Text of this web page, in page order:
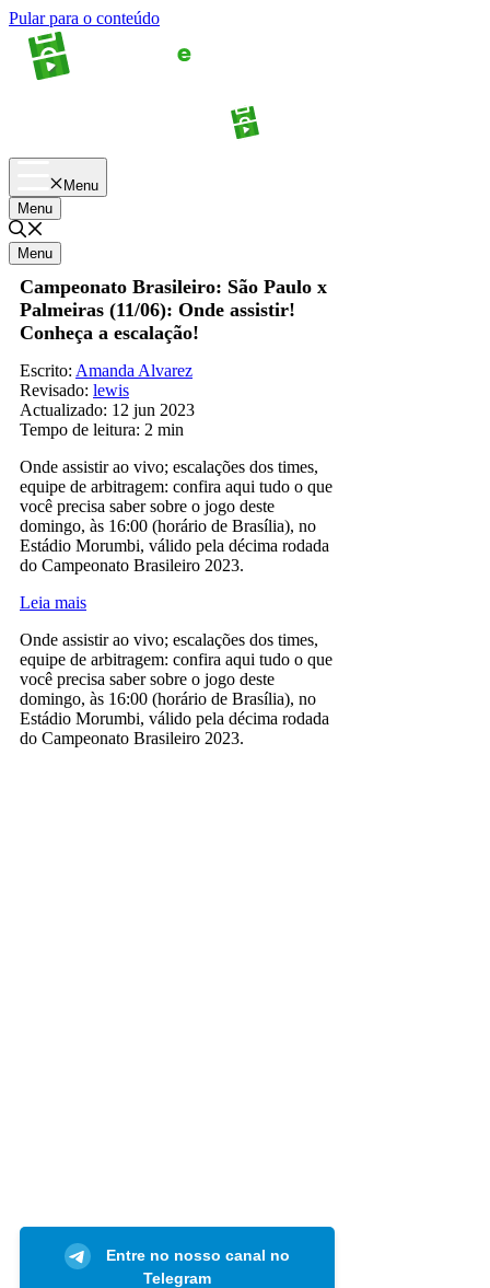
Pular para o conteúdo
Menu
Menu
Menu
Campeonato Brasileiro: São Paulo x
Palmeiras (11/06): Onde assistir!
Conheça a escalação!
Escrito: Amanda Alvarez
Revisado: lewis
Actualizado: 12 jun 2023
Tempo de leitura: 2 min
Onde assistir ao vivo; escalações dos times,
equipe de arbitragem: confira aqui tudo o que
você precisa saber sobre o jogo deste
domingo, às 16:00 (horário de Brasília), no
Estádio Morumbi, válido pela décima rodada
do Campeonato Brasileiro 2023.
Leia mais
Onde assistir ao vivo; escalações dos times,
equipe de arbitragem: confira aqui tudo o que
você precisa saber sobre o jogo deste
domingo, às 16:00 (horário de Brasília), no
Estádio Morumbi, válido pela décima rodada
do Campeonato Brasileiro 2023.
Entre no nosso canal no
Telegram